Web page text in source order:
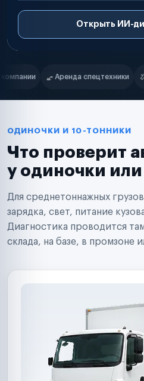
Открыть ИИ-
Нам доверяют
Ремонт спецтехники
Маркетплейсы
Таксопарки
Автодилеры
Поставщики запчастей
Аренда спецтехники
Ремонт спецтехники
Ритейл-сети
Управляющие компании
Страховые компании
ОДИНОЧКИ И 10-ТОННИКИ
Что проверит
у одиночки
Для среднетоннажных
зарядка, свет, питание
Диагностика проводится
склада, на базе, в промзоне